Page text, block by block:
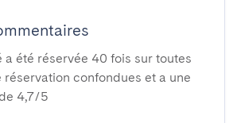
a été réservée 40 fois sur toutes
confondues et a une
4,7/5